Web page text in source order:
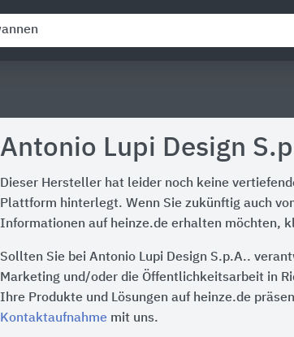
Antonio Lupi Design
Dieser Hersteller hat leider noch keine
Plattform hinterlegt. Wenn Sie zukünftig auch
Informationen auf heinze.de erhalten möchten,
Sollten Sie bei Antonio Lupi Design S.p.A..
Marketing und/oder die Öffentlichkeitsarbeit in
Ihre Produkte und Lösungen auf heinze.de
Kontaktaufnahme mit uns.